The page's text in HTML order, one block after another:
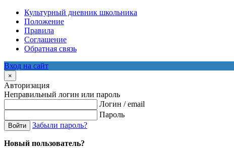
Культурный дневник школьника
Положение
Правила
Соглашение
Обратная связь
Вход на сайт
×
Авторизация
Неправильный логин или пароль
Логин / email
Пароль
Войти Забыли пароль?
Новый пользователь?